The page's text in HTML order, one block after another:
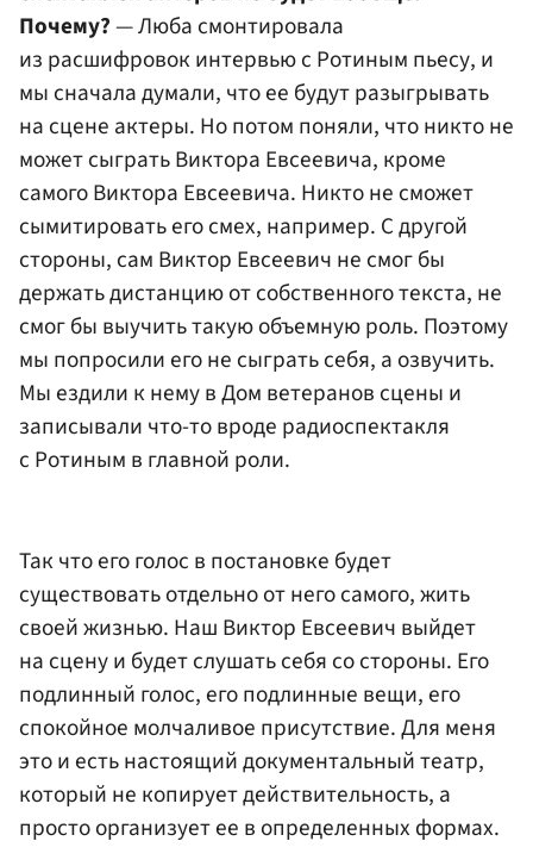
Почему?— Люба смонтировала
из расшифровок интервью с Ротиным пьесу, и
мы сначала думали, что ее будут разыгрывать
на сцене актеры. Но потом поняли, что никто не
может сыграть Виктора Евсеевича, кроме
самого Виктора Евсеевича. Никто не сможет
сымитировать его смех, например. С другой
стороны, сам Виктор Евсеевич не смог бы
держать дистанцию от собственного текста, не
смог бы выучить такую объемную роль. Поэтому
мы попросили его не сыграть себя, а озвучить.
Мы ездили к нему в Дом ветеранов сцены и
записывали что-то вроде радиоспектакля
с Ротиным в главной роли.
Так что его голос в постановке будет
существовать отдельно от него самого, жить
своей жизнью. Наш Виктор Евсеевич выйдет
на сцену и будет слушать себя со стороны. Его
подлинный голос, его подлинные вещи, его
спокойное молчаливое присутствие. Для меня
это и есть настоящий документальный театр,
который не копирует действительность, а
просто организует ее в определенных формах.